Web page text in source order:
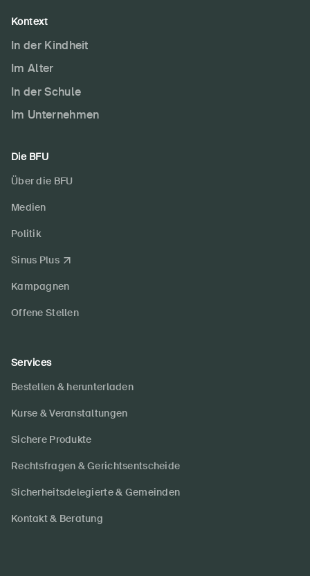
Kontext
In der Kindheit
Im Alter
In der Schule
Im Unternehmen
Die BFU
Über die BFU
Medien
Politik
Sinus Plus
Kampagnen
Offene Stellen
Services
Bestellen & herunterladen
Kurse & Veranstaltungen
Sichere Produkte
Rechtsfragen & Gerichtsentscheide
Sicherheitsdelegierte & Gemeinden
Kontakt & Beratung